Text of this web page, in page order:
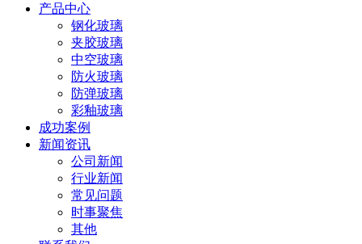
产品中心
钢化玻璃
夹胶玻璃
中空玻璃
防火玻璃
防弹玻璃
彩釉玻璃
成功案例
新闻资讯
公司新闻
行业新闻
常见问题
时事聚焦
其他